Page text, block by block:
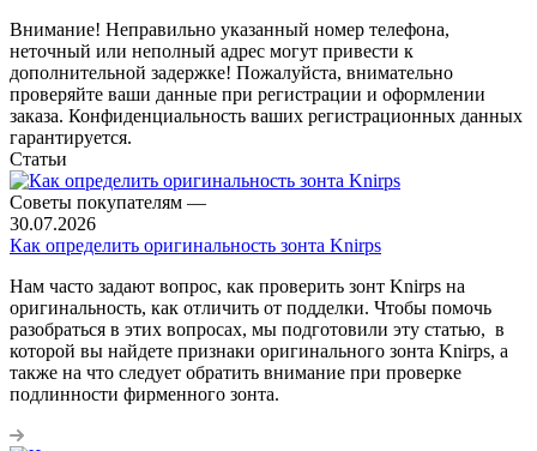
Внимание! Неправильно указанный номер телефона,
неточный или неполный адрес могут привести к
дополнительной задержке! Пожалуйста, внимательно
проверяйте ваши данные при регистрации и оформлении
заказа. Конфиденциальность ваших регистрационных данных
гарантируется.
Статьи
Советы покупателям —
30.07.2026
Как определить оригинальность зонта Knirps
Нам часто задают вопрос, как проверить зонт Knirps на
оригинальность, как отличить от подделки. Чтобы помочь
разобраться в этих вопросах, мы подготовили эту статью, в
которой вы найдете признаки оригинального зонта Knirps, а
также на что следует обратить внимание при проверке
подлинности фирменного зонта.